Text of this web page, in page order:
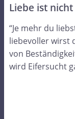
Liebe ist
“Je mehr du
liebevoller wirst
von
wird Eifersucht